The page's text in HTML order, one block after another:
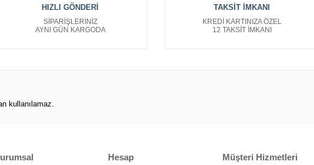
HIZLI GÖNDERİ
SİPARİŞLERİNİZ
AYNI GÜN KARGODA
TAKSİT İMKANI
KREDİ KARTINIZA ÖZEL
12 TAKSİT İMKANI
kullanılamaz.
Hesap Müşteri Hizmetleri